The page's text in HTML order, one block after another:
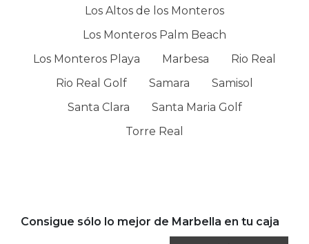
Los Altos de los Monteros
Los Monteros Palm Beach
Los Monteros Playa
Marbesa
Rio Real
Rio Real Golf
Samara
Samisol
Santa Clara
Santa Maria Golf
Torre Real
Consigue sólo lo mejor de Marbella en tu caja